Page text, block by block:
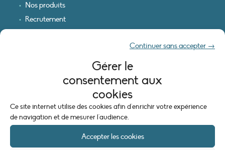
Gérer le
consentement aux
cookies
Ce site internet utilise des cookies afin d'enrichir votre expérience
de navigation et de mesurer l'audience.
Accepter les cookies
Continuer sans accepter →
Nos produits
Recrutement
INFORMATIONS LÉGALES
Mentions légales
Politique de cookies (UE)